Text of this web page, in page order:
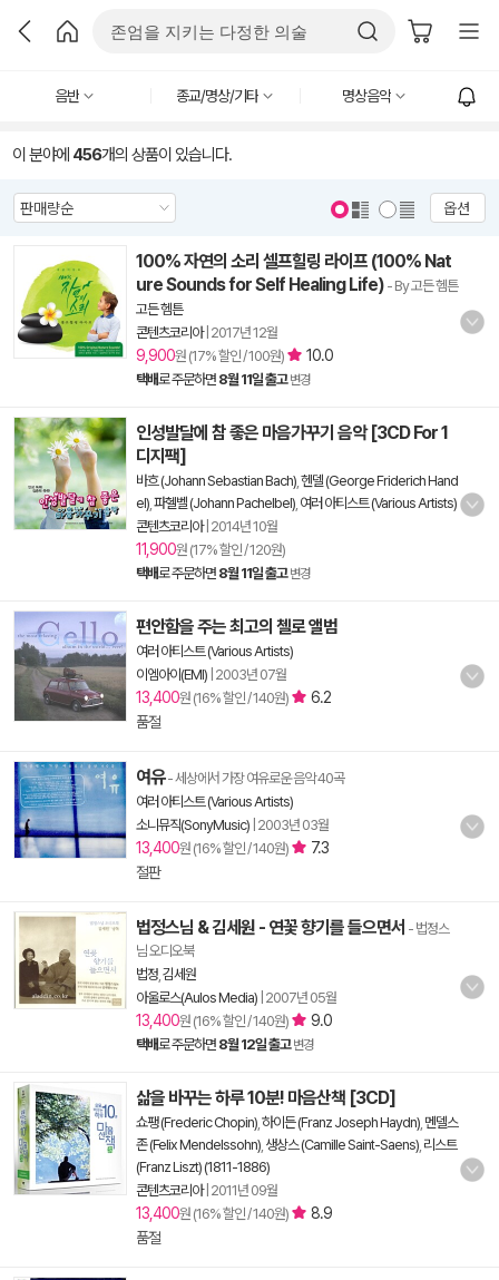
음반 종교/명상/기타 명상음악
이 분야에 456개의 상품이 있습니다.
옵션
100% 자연의 소리 셀프힐링 라이프 (100% Nat
ure Sounds for Self Healing Life) - By 고든 헴튼
고든 헴튼
콘텐츠코리아| 2017년 12월
9,900원 (17% 할인 / 100원) 10.0
택배로 주문하면 8월 11일 출고 변경
인성발달에 참 좋은 마음가꾸기 음악 [3CD For 1
디지팩]
바흐 (Johann Sebastian Bach) 헨델 (George Friderich Hand
el) 파헬벨 (Johann Pachelbel) 여러 아티스트 (Various Artists)
콘텐츠코리아| 2014년 10월
11,900원 (17% 할인 / 120원)
택배로 주문하면 8월 11일 출고 변경
편안함을 주는 최고의 첼로 앨범
여러 아티스트 (Various Artists)
이엠아이(EMI) 2003년 07월
13,400원 (16% 할인 / 140원)
6.2
품절
여유- 세상에서 가장 여유로운 음악 40곡
여러 아티스트 (Various Artists)
소니뮤직(SonyMusic) 2003년 03월
13,400원 (16% 할인 / 140원)
7.3
절판
법정스님 & 김세원 - 연꽃 향기를 들으면서 - 법정스
님 오디오북
법정 김세원
아울로스(Aulos Media) 2007년 05월
13,400원 (16% 할인 / 140원) 9.0
택배로 주문하면 8월 12일 출고 변경
삶을 바꾸는 하루 10분! 마음산책 [3CD]
쇼팽 (Frederic Chopin) 하이든 (Franz Joseph Haydn) 멘델스
존 (Felix Mendelssohn) 생상스 (Camille Saint-Saens) 리스트
(Franz Liszt) (1811-1886)
콘텐츠코리아| 2011년 09월
13,400원 (16% 할인 / 140원)
8.9
품절